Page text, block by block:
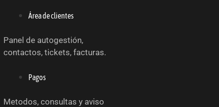
Área de clientes
Panel de autogestión,
contactos, tickets, facturas.
Pagos
Metodos, consultas y aviso